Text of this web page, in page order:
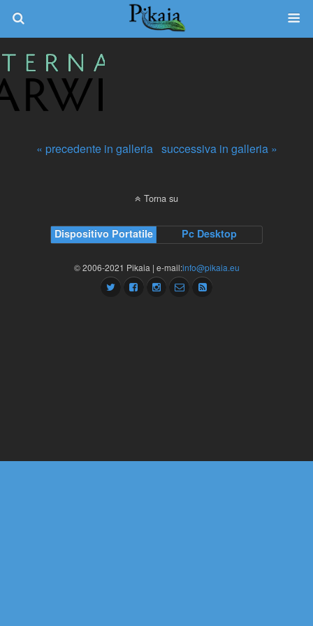
« precedente in galleria successiva in galleria »
Torna su
Dispositivo Portatile Pc Desktop
© 2006-2021 Pikaia | e-mail:info@pikaia.eu